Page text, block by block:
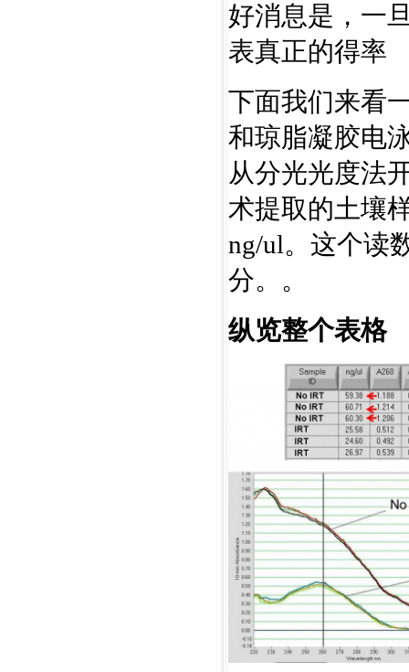
好消息是，一
表真正的得率
下面我们来看
和琼脂凝胶电
从分光光度法
术提取的土壤
ng/ul。这个读
分。。
纵览整个表格